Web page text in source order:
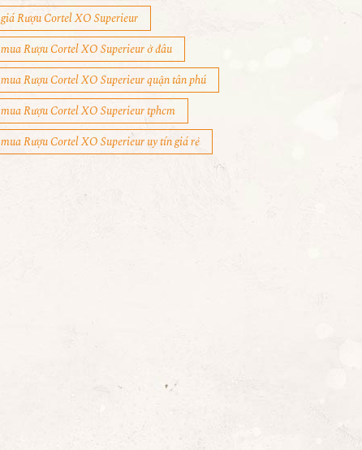
giá Rượu Cortel XO Superieur
mua Rượu Cortel XO Superieur ở đâu
mua Rượu Cortel XO Superieur quận tân phú
mua Rượu Cortel XO Superieur tphcm
mua Rượu Cortel XO Superieur uy tín giá rẻ